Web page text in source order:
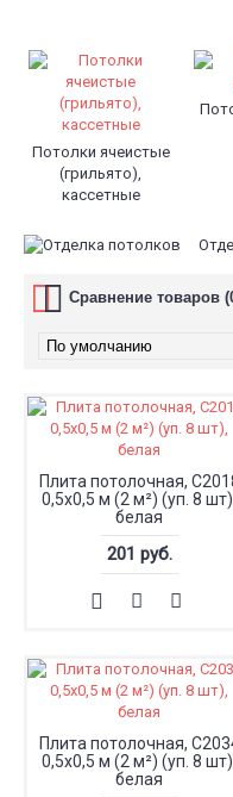
Потолки ячеистые
(грильято),
кассетные
Сравнение товаров
Плита потолочная,
0,5x0,5 м (2 м²) (уп. 8
белая
201 руб.
Плита потолочная,
0,5x0,5 м (2 м²) (уп. 8
белая